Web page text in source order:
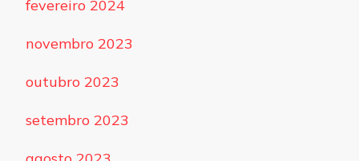
fevereiro 2024
novembro 2023
outubro 2023
setembro 2023